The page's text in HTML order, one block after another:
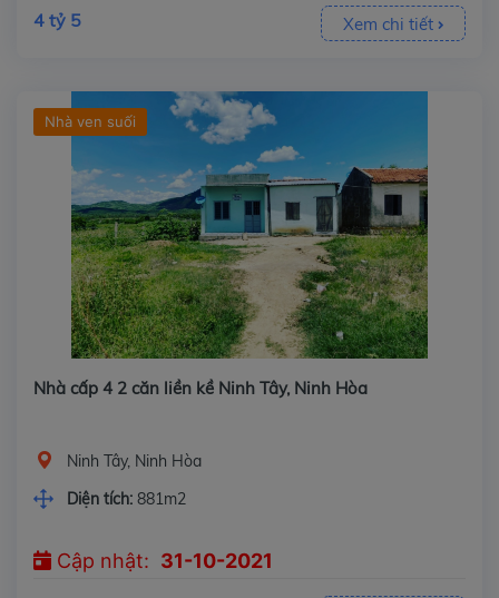
4 tỷ 5 Xem chi tiết
Nhà ven suối
Nhà cấp 4 2 căn liền kề Ninh Tây, Ninh Hòa
Ninh Tây, Ninh Hòa
Diện tích: 881m2
Cập nhật: 31-10-2021